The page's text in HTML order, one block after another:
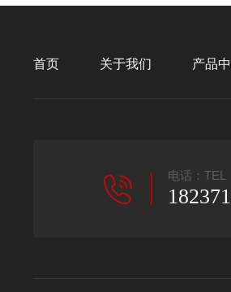
首页 关于我们 产品
电话：TEL